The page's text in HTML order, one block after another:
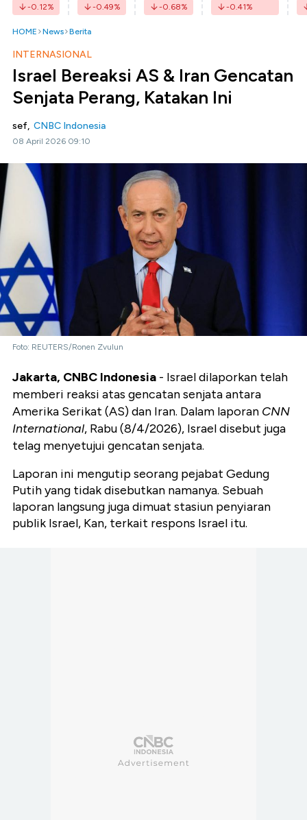
-0.12% -0.49% -0.68% -0.41%
HOME News Berita
INTERNASIONAL
Israel Bereaksi AS & Iran Gencatan
Senjata Perang, Katakan Ini
sef, CNBC Indonesia
08 April 2026 09:10
Foto: REUTERS/Ronen Zvulun
Jakarta, CNBC Indonesia - Israel dilaporkan telah
memberi reaksi atas gencatan senjata antara
Amerika Serikat (AS) dan Iran. Dalam laporan CNN
International, Rabu (8/4/2026), Israel disebut juga
telag menyetujui gencatan senjata.
Laporan ini mengutip seorang pejabat Gedung
Putih yang tidak disebutkan namanya. Sebuah
laporan langsung juga dimuat stasiun penyiaran
publik Israel, Kan, terkait respons Israel itu.